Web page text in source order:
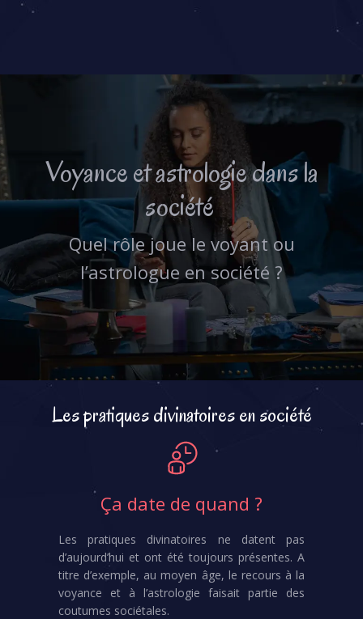
Voyance et astrologie dans la
société
Quel rôle joue le voyant ou
l’astrologue en société ?
Les pratiques divinatoires en société
Ça date de quand ?
Les pratiques divinatoires ne datent pas
d’aujourd’hui et ont été toujours présentes. A
titre d’exemple, au moyen âge, le recours à la
voyance et à l’astrologie faisait partie des
coutumes sociétales.